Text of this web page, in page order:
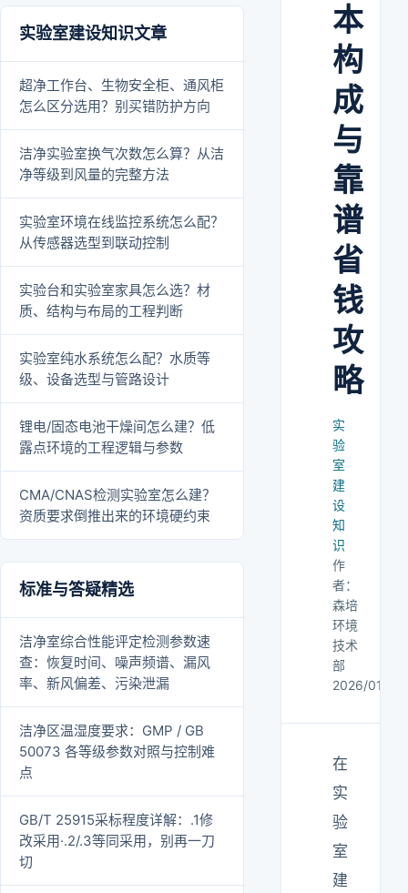
实验室建设知识文章
超净工作台、生物安全柜、通风柜
怎么区分选用？别买错防护方向
洁净实验室换气次数怎么算？从洁
净等级到风量的完整方法
实验室环境在线监控系统怎么配？
从传感器选型到联动控制
实验台和实验室家具怎么选？材
质、结构与布局的工程判断
实验室纯水系统怎么配？水质等
级、设备选型与管路设计
锂电/固态电池干燥间怎么建？低
露点环境的工程逻辑与参数
CMA/CNAS检测实验室怎么建？
资质要求倒推出来的环境硬约束
标准与答疑精选
洁净室综合性能评定检测参数速
查：恢复时间、噪声频谱、漏风
率、新风偏差、污染泄漏
洁净区温湿度要求：GMP / GB
50073 各等级参数对照与控制难
点
GB/T 25915采标程度详解：.1修
改采用·.2/.3等同采用，别再一刀
切
本
构
成
与
靠
谱
省
钱
攻
略
实
验
室
建
设
知
识
作
者：
森培
环境
技术
部
2026/01/15
在
实
验
室
建